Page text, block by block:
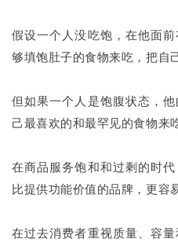
假设一个人没吃饱，在他面
够填饱肚子的食物来吃，把自
但如果一个人是饱腹状态，
己最喜欢的和最罕见的食物来吃
在商品服务饱和和过剩的时
比提供功能价值的品牌，更容
在过去消费者重视质量、容